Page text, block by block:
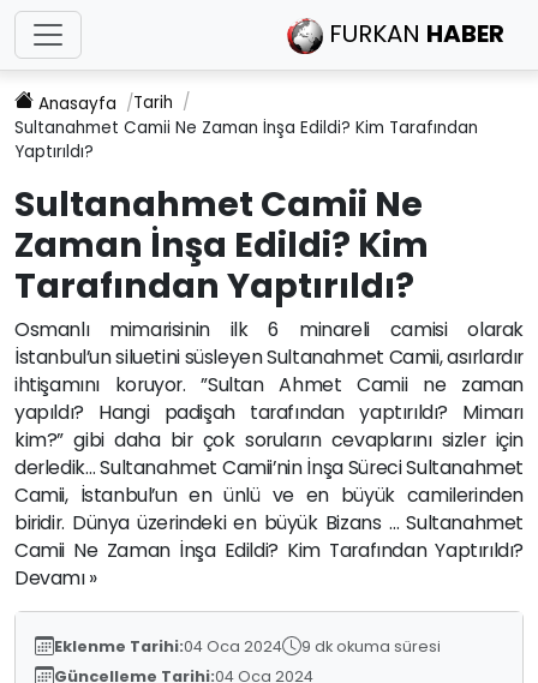
FURKAN HABER
Anasayfa
Tarih
Sultanahmet Camii Ne Zaman İnşa Edildi? Kim Tarafından
Yaptırıldı?
Sultanahmet Camii Ne
Zaman İnşa Edildi? Kim
Tarafından Yaptırıldı?
Osmanlı mimarisinin ilk 6 minareli camisi olarak
İstanbul’un siluetini süsleyen Sultanahmet Camii, asırlardır
ihtişamını koruyor. ”Sultan Ahmet Camii ne zaman
yapıldı? Hangi padişah tarafından yaptırıldı? Mimarı
kim?” gibi daha bir çok soruların cevaplarını sizler için
derledik… Sultanahmet Camii’nin İnşa Süreci Sultanahmet
Camii, İstanbul’un en ünlü ve en büyük camilerinden
biridir. Dünya üzerindeki en büyük Bizans … Sultanahmet
Camii Ne Zaman İnşa Edildi? Kim Tarafından Yaptırıldı?
Devamı »
Eklenme Tarihi:04 Oca 2024
9 dk okuma süresi
Güncelleme Tarihi:04 Oca 2024